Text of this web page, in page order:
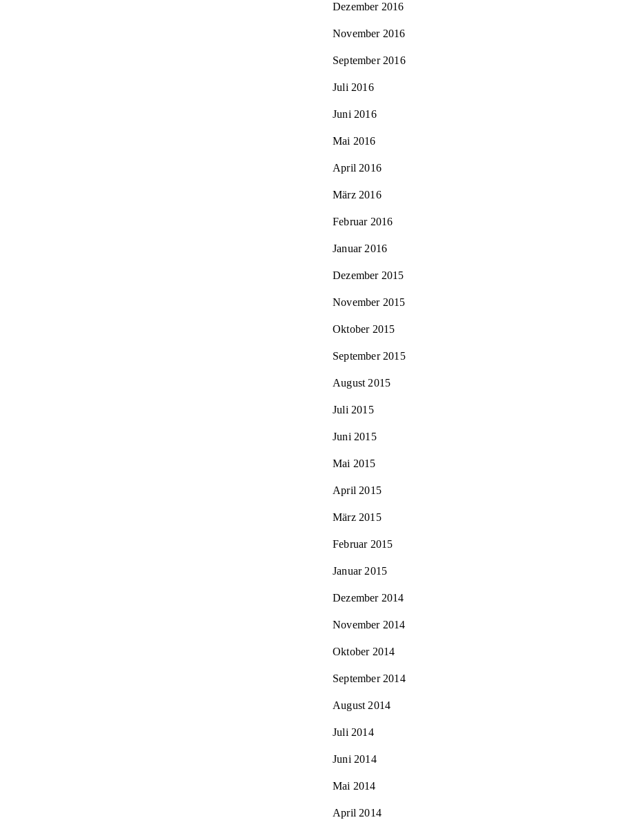
Dezember 2016
November 2016
September 2016
Juli 2016
Juni 2016
Mai 2016
April 2016
März 2016
Februar 2016
Januar 2016
Dezember 2015
November 2015
Oktober 2015
September 2015
August 2015
Juli 2015
Juni 2015
Mai 2015
April 2015
März 2015
Februar 2015
Januar 2015
Dezember 2014
November 2014
Oktober 2014
September 2014
August 2014
Juli 2014
Juni 2014
Mai 2014
April 2014